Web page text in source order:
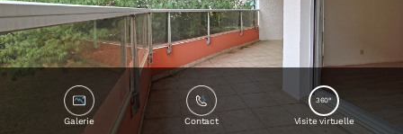
Galerie Contact
360°
Visite virtuelle